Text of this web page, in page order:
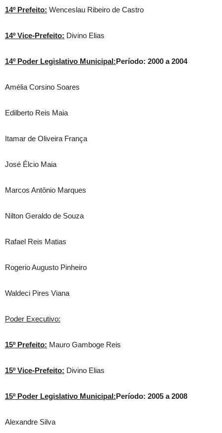
14º Prefeito: Wenceslau Ribeiro de Castro
14º Vice-Prefeito: Divino Elias
14º Poder Legislativo Municipal:Período: 2000 a 2004
Amélia Corsino Soares
Edilberto Reis Maia
Itamar de Oliveira França
José Élcio Maia
Marcos Antônio Marques
Nilton Geraldo de Souza
Rafael Reis Matias
Rogerio Augusto Pinheiro
Waldeci Pires Viana
Poder Executivo:
15º Prefeito: Mauro Gamboge Reis
15º Vice-Prefeito: Divino Elias
15º Poder Legislativo Municipal:Período: 2005 a 2008
Alexandre Silva